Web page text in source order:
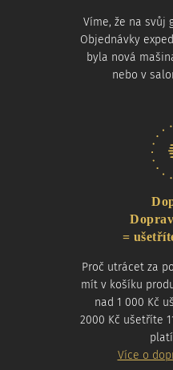
Víme, že na svůj
Objednávky
byla nová
nebo v
=
Proč utrácet za
mít v košíku
nad 1 000 Kč
2000 Kč ušetříte
Více o